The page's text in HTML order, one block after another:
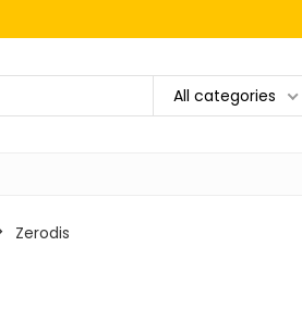
All categories
‎Zerodis